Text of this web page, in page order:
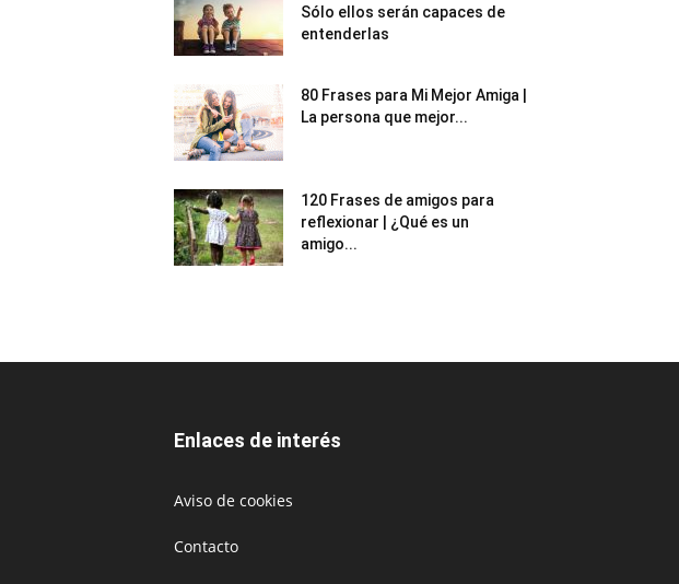
Sólo ellos serán capaces de
entenderlas
80 Frases para Mi Mejor Amiga |
La persona que mejor...
120 Frases de amigos para
reflexionar | ¿Qué es un
amigo...
Enlaces de interés
Aviso de cookies
Contacto